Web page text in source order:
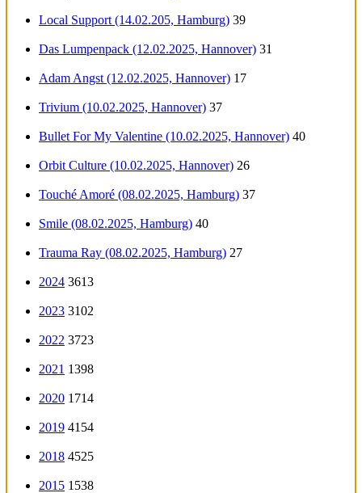
Local Support (14.02.205, Hamburg) 39
Das Lumpenpack (12.02.2025, Hannover) 31
Adam Angst (12.02.2025, Hannover) 17
Trivium (10.02.2025, Hannover) 37
Bullet For My Valentine (10.02.2025, Hannover) 40
Orbit Culture (10.02.2025, Hannover) 26
Touché Amoré (08.02.2025, Hamburg) 37
Smile (08.02.2025, Hamburg) 40
Trauma Ray (08.02.2025, Hamburg) 27
2024 3613
2023 3102
2022 3723
2021 1398
2020 1714
2019 4154
2018 4525
2015 1538